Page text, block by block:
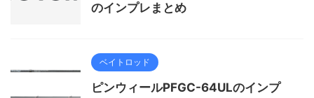
のインプレまとめ
ベイトロッド
ピンウィールPFGC-64ULのインプ